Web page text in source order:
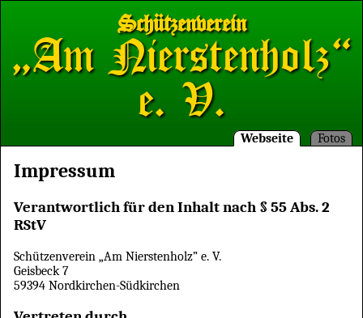
Schützenverein
„Am Nierstenholz“
e. V.
Webseite Fotos
Impressum
Verantwortlich für den Inhalt nach § 55 Abs. 2
RStV
Schützenverein „Am Nierstenholz” e. V.
Geisbeck 7
59394 Nordkirchen-Südkirchen